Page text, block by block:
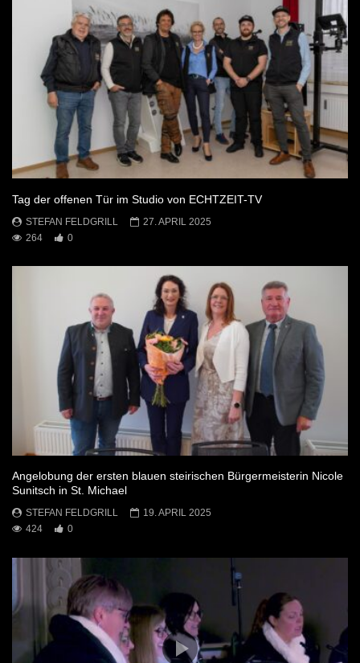
Tag der offenen Tür im Studio von ECHTZEIT-TV
STEFAN FELDGRILL
27. APRIL 2025
264
0
Angelobung der ersten blauen steirischen Bürgermeisterin Nicole
Sunitsch in St. Michael
STEFAN FELDGRILL
19. APRIL 2025
424
0